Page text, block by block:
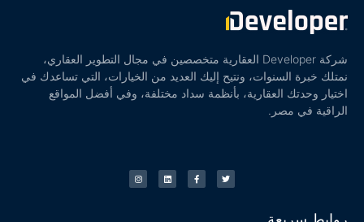
شركة Developer العقارية متخصصين في مجال التطوير العقاري،
نمتلك خبرة السنوات، ونتيح إليك العديد من الخيارات، التي تساعدك في
اختيار وحدتك العقارية، بأنظمة سداد مختلفة، وفي أفضل المواقع
الراقية في مصر.